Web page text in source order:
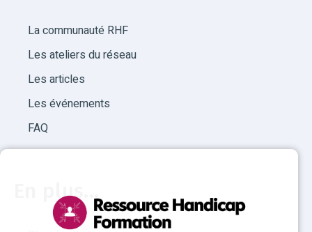
La communauté RHF
Les ateliers du réseau
Les articles
Les événements
FAQ
En plus...